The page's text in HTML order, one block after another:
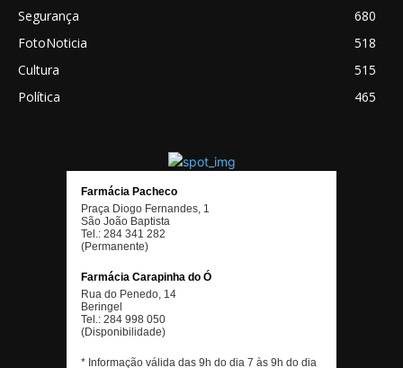
Segurança
680
FotoNoticia
518
Cultura
515
Política
465